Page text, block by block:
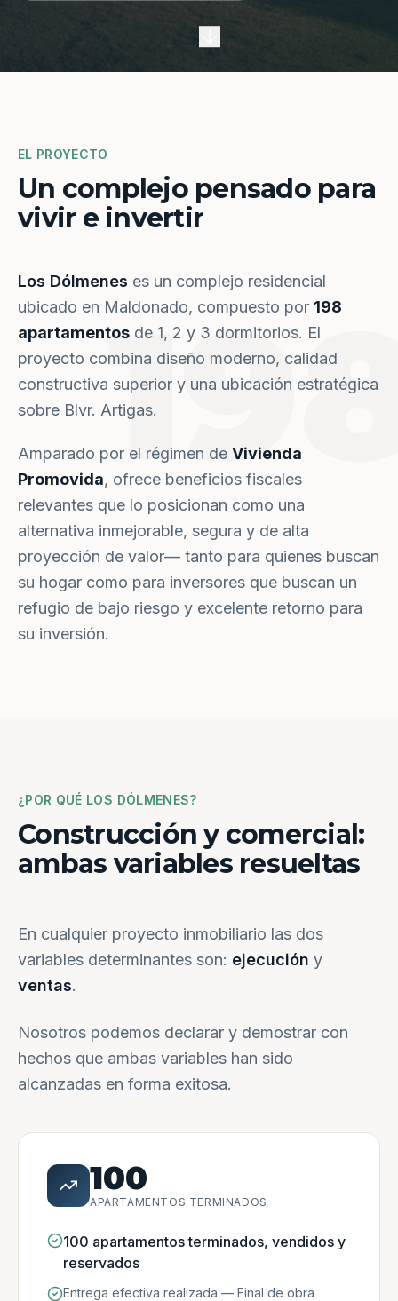
EL PROYECTO
Un complejo pensado para
vivir e invertir
Los Dólmenes es un complejo residencial
ubicado en Maldonado, compuesto por 198
apartamentos de 1, 2 y 3 dormitorios. El
proyecto combina diseño moderno, calidad
constructiva superior y una ubicación estratégica
sobre Blvr. Artigas.
Amparado por el régimen de Vivienda
Promovida, ofrece beneficios fiscales
relevantes que lo posicionan como una
alternativa inmejorable, segura y de alta
proyección de valor— tanto para quienes buscan
su hogar como para inversores que buscan un
refugio de bajo riesgo y excelente retorno para
su inversión.
¿POR QUÉ LOS DÓLMENES?
Construcción y comercial:
ambas variables resueltas
En cualquier proyecto inmobiliario las dos
variables determinantes son: ejecución y
ventas.
Nosotros podemos declarar y demostrar con
hechos que ambas variables han sido
alcanzadas en forma exitosa.
100
APARTAMENTOS TERMINADOS
100 apartamentos terminados, vendidos y
reservados
Entrega efectiva realizada — Final de obra